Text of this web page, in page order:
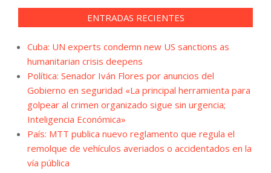
ENTRADAS RECIENTES
Cuba: UN experts condemn new US sanctions as
humanitarian crisis deepens
Política: Senador Iván Flores por anuncios del
Gobierno en seguridad «La principal herramienta para
golpear al crimen organizado sigue sin urgencia;
Inteligencia Económica»
País: MTT publica nuevo reglamento que regula el
remolque de vehículos averiados o accidentados en la
vía pública